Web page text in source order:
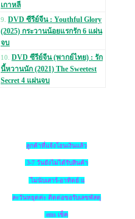
เกาหลี
9. DVD ซีรีย์จีน : Youthful Glory
(2025) กระวานน้อยแรกรัก 6 แผ่น
จบ
10. DVD ซีรีย์จีน (พากย์ไทย) : รัก
นี้หวานนัก (2021) The Sweetest
Secret 4 แผ่นจบ
ลูกค้าที่แจ้งโอนเงินแล้ว
3-7 วันยังไม่ได้รับสินค้า
ไม่นับเสาร์-อาทิตย์ แ
ละวันหยุดค่ะ ติดต่อขอรับเลขพัสดุ
ems เช็ค